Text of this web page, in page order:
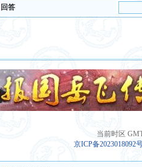
回答
当前时区
京ICP备2023018092